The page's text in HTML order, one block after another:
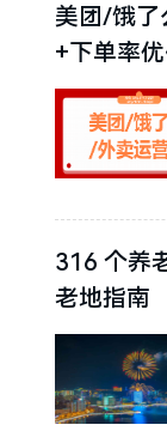
美团/饿了
+下单率
316 个养
老地指南